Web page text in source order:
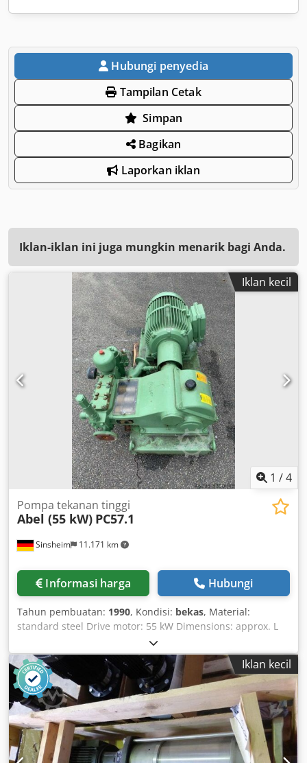
Hubungi penyedia
Tampilan Cetak
Simpan
Bagikan
Laporkan iklan
Iklan-iklan ini juga mungkin menarik bagi Anda.
Iklan kecil
1 /4
Sinsheim 11.171 km
Pompa tekanan tinggi
Abel (55 kW) PC57.1
Informasi harga Hubungi
Tahun pembuatan: 1990, Kondisi: bekas, Material:
standard steel Drive motor: 55 kW Dimensions: approx. L
1600 mm x W 1000 mm x H 900 mm Cedpfxegb D Irs Ahyorf
Unladen weight: approx. 1,500 kg Delivery rate: 14.4 m³/h
Max. operating pressure: 100 bar Technical
documentation: No Note: Piston diameter: 57 mm, Stroke
rate: 326 rpm, Stroke length: 105 mm
Iklan kecil